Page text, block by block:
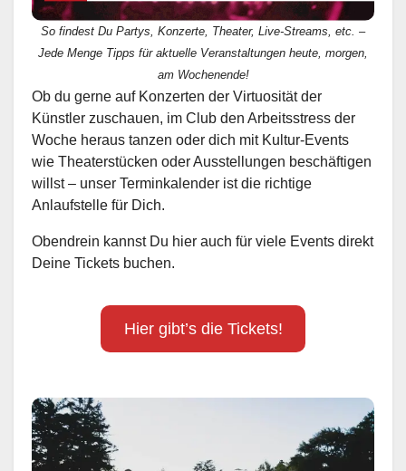
So findest Du Partys, Konzerte, Theater, Live-Streams, etc. –
Jede Menge Tipps für aktuelle Veranstaltungen heute, morgen,
am Wochenende!
Ob du gerne auf Konzerten der Virtuosität der
Künstler zuschauen, im Club den Arbeitsstress der
Woche heraus tanzen oder dich mit Kultur-Events
wie Theaterstücken oder Ausstellungen beschäftigen
willst – unser Terminkalender ist die richtige
Anlaufstelle für Dich.
Obendrein kannst Du hier auch für viele Events direkt
Deine Tickets buchen.
Hier gibt’s die Tickets!